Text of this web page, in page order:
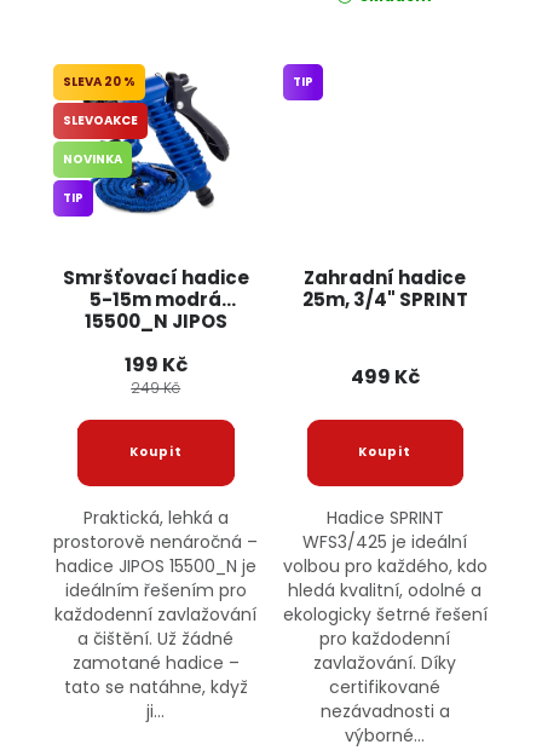
Smršťovací hadice
5-15m modrá
15500_N JIPOS
20 %
SLEVOAKCE
NOVINKA
TIP
199 Kč
249 Kč
Praktická, lehká a
prostorově nenáročná –
hadice JIPOS 15500_N je
ideálním řešením pro
každodenní zavlažování
a čištění. Už žádné
zamotané hadice –
tato se natáhne, když
ji...
Zahradní hadice
25m, 3/4" SPRINT
TIP
499 Kč
Hadice SPRINT
WFS3/425 je ideální
volbou pro každého, kdo
hledá kvalitní, odolné a
ekologicky šetrné řešení
pro každodenní
zavlažování. Díky
certifikované
nezávadnosti a
výborné...